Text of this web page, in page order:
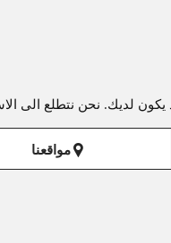
لديك. نحن نتطلع الى
مواقعنا